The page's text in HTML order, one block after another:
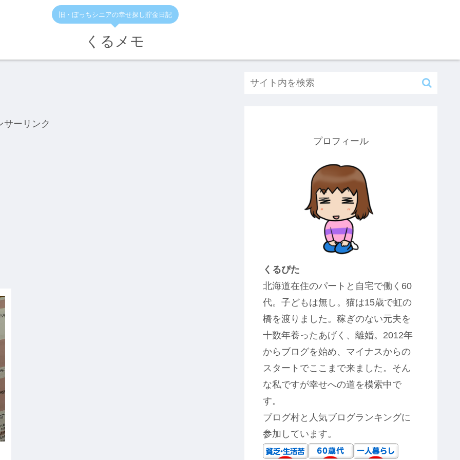
旧・ぼっちシニアの幸せ探し貯金日記
くるメモ
サーリンク
プロフィール
くるぴた
北海道在住のパートと自宅で働く60
代。子どもは無し。猫は15歳で虹の
橋を渡りました。稼ぎのない元夫を
十数年養ったあげく、離婚。2012年
からブログを始め、マイナスからの
スタートでここまで来ました。そん
な私ですが幸せへの道を模索中で
す。
ブログ村と人気ブログランキングに
参加しています。